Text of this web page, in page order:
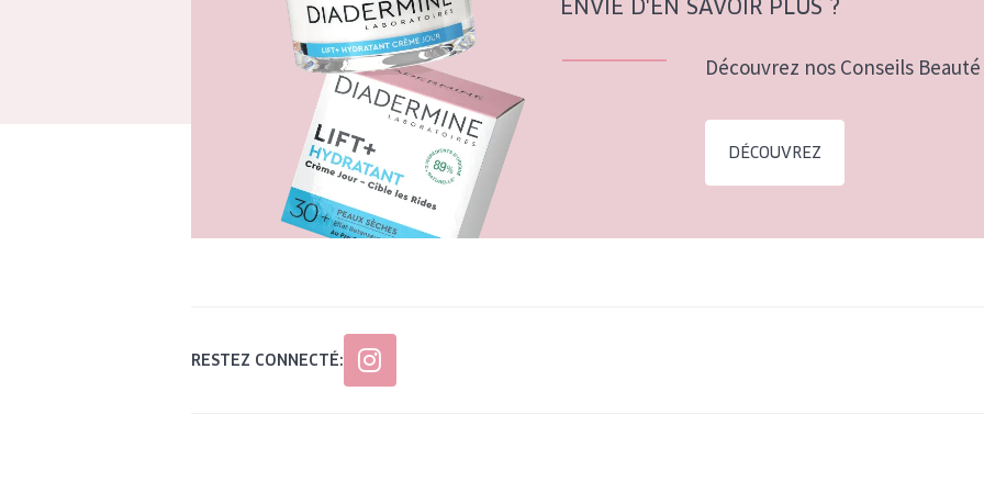
ENVIE D'EN SAVOIR PLUS ?
Découvrez nos Conseils
DÉCOUVREZ
RESTEZ CONNECTÉ: